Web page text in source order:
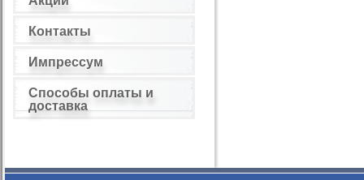
Контакты
Импрессум
Способы оплаты и
доставка